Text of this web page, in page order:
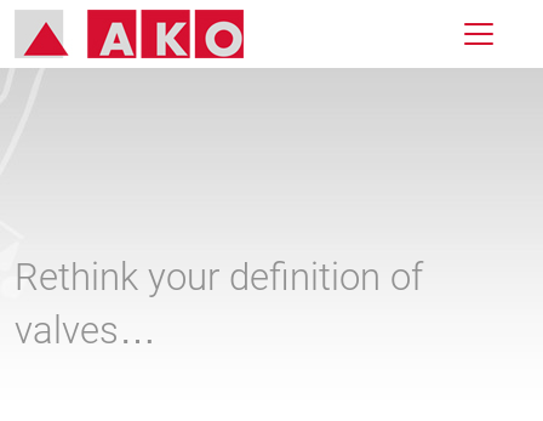
Rethink your definition of
valves…